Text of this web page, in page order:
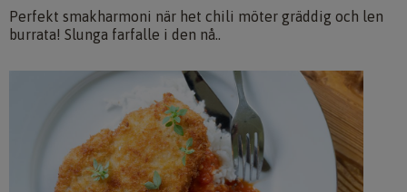
Perfekt smakharmoni när het chili möter gräddig och len
burrata! Slunga farfalle i den nå..